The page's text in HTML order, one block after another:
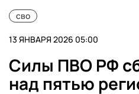
сво
13 ЯНВАРЯ 2026 05:00
Силы ПВО РФ
над пятью